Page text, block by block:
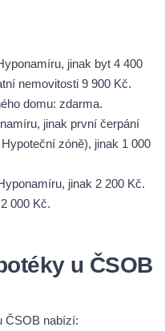
jinak byt 4 400
nemovitosti 9 900 Kč.
domu: zdarma.
jinak první čerpání
zóně), jinak 1 000
jinak 2 200 Kč.
000 Kč.
u ČSOB
ČSOB nabízí: